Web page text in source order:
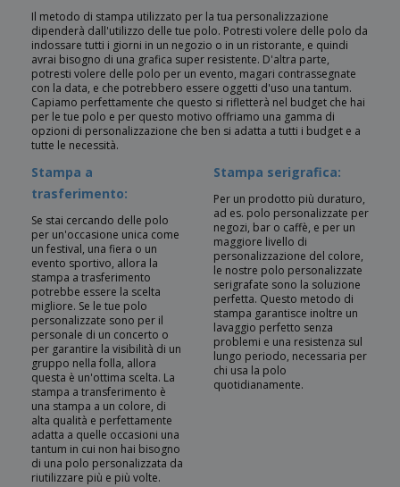
Il metodo di stampa utilizzato per la tua personalizzazione
dipenderà dall'utilizzo delle tue polo. Potresti volere delle polo da
indossare tutti i giorni in un negozio o in un ristorante, e quindi
avrai bisogno di una grafica super resistente. D'altra parte,
potresti volere delle polo per un evento, magari contrassegnate
con la data, e che potrebbero essere oggetti d'uso una tantum.
Capiamo perfettamente che questo si rifletterà nel budget che hai
per le tue polo e per questo motivo offriamo una gamma di
opzioni di personalizzazione che ben si adatta a tutti i budget e a
tutte le necessità.
Stampa a
trasferimento:
Se stai cercando delle polo
per un'occasione unica come
un festival, una fiera o un
evento sportivo, allora la
stampa a trasferimento
potrebbe essere la scelta
migliore. Se le tue polo
personalizzate sono per il
personale di un concerto o
per garantire la visibilità di un
gruppo nella folla, allora
questa è un'ottima scelta. La
stampa a transferimento è
una stampa a un colore, di
alta qualità e perfettamente
adatta a quelle occasioni una
tantum in cui non hai bisogno
di una polo personalizzata da
riutilizzare più e più volte.
Stampa serigrafica:
Per un prodotto più duraturo,
ad es. polo personalizzate per
negozi, bar o caffè, e per un
maggiore livello di
personalizzazione del colore,
le nostre polo personalizzate
serigrafate sono la soluzione
perfetta. Questo metodo di
stampa garantisce inoltre un
lavaggio perfetto senza
problemi e una resistenza sul
lungo periodo, necessaria per
chi usa la polo
quotidianamente.